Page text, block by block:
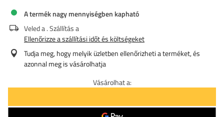
A termék nagy mennyiségben kapható
Veled a. Szállítás a
Ellenőrizze a szállítási időt és költségeket
Tudja meg, hogy melyik üzletben ellenőrizheti a terméket, és
azonnal meg is vásárolhatja
Vásárolhat a: